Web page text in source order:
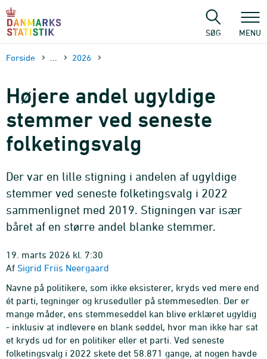
sidens
SØG MENU
Forside 2026
Højere andel ugyldige
stemmer ved seneste
folketingsvalg
Der var en lille stigning i andelen af ugyldige
stemmer ved seneste folketingsvalg i 2022
sammenlignet med 2019. Stigningen var især
båret af en større andel blanke stemmer.
19. marts 2026 kl. 7:30
Af Sigrid Friis Neergaard
Navne på politikere, som ikke eksisterer, kryds ved mere end
ét parti, tegninger og kruseduller på stemmesedlen. Der er
mange måder, ens stemmeseddel kan blive erklæret ugyldig
- inklusiv at indlevere en blank seddel, hvor man ikke har sat
et kryds ud for en politiker eller et parti. Ved seneste
folketingsvalg i 2022 skete det 58.871 gange, at nogen havde